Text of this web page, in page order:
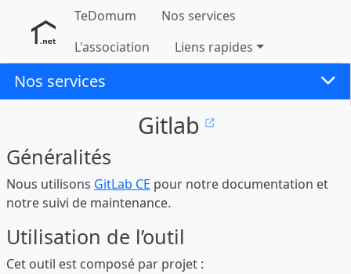
TeDomum
Nos services
L'association
Liens rapides
Nos services
Gitlab
Généralités
Nous utilisons GitLab CE pour notre documentation et
notre suivi de maintenance.
Utilisation de l’outil
Cet outil est composé par projet :